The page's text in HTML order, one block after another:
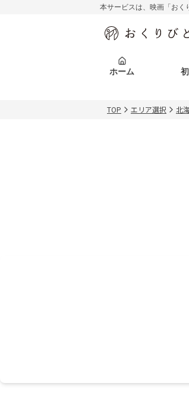
本サービスは、映画「おく
ホーム
初めての方へ
関東エリア
お客様の声
葬儀の知識
初めての方へ
会社を知る
関東エリア
北海道エリア
お客様の声
葬儀の知識
TOP エリア選択 北